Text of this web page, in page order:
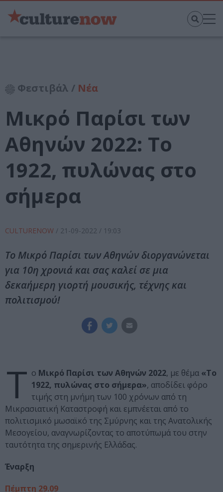
Φεστιβάλ / Νέα
Μικρό Παρίσι των
Αθηνών 2022: Το
1922, πυλώνας στο
σήμερα
CULTURENOW / 21-09-2022 / 19:03
Το Μικρό Παρίσι των Αθηνών διοργανώνεται
για 10η χρονιά και σας καλεί σε μια
δεκαήμερη γιορτή μουσικής, τέχνης και
πολιτισμού!
Τ ο Μικρό Παρίσι των Αθηνών 2022, με θέμα «Το
1922, πυλώνας στο σήμερα», αποδίδει φόρο
τιμής στη μνήμη των 100 χρόνων από τη
Μικρασιατική Καταστροφή και εμπνέεται από το
πολιτισμικό μωσαϊκό της Σμύρνης και της Ανατολικής
Μεσογείου, αναγνωρίζοντας το αποτύπωμά του στην
ταυτότητα της σημερινής Ελλάδας.
Έναρξη
Πέμπτη 29.09